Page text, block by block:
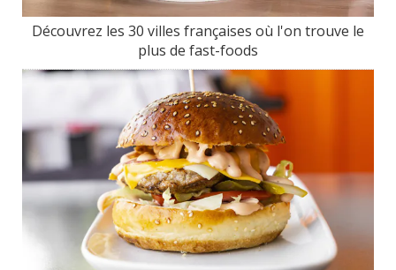
Découvrez les 30 villes françaises où l'on trouve le
plus de fast-foods